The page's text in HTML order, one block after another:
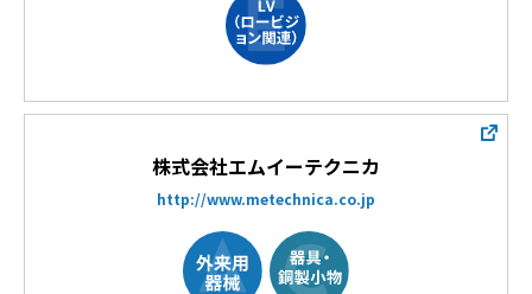
株式会社エムイーテクニカ
http://www.metechnica.co.jp